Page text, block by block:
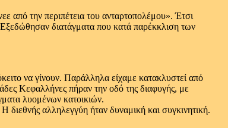
από την περιπέτεια του ανταρτοπολέμου». Έτσι
διατάγματα που κατά παρέκκλιση των
να γίνουν. Παράλληλα είχαμε κατακλυστεί από
Κεφαλλήνες πήραν την οδό της διαφυγής, με
λυομένων κατοικιών.
αλληλεγγύη ήταν δυναμική και συγκινητική.